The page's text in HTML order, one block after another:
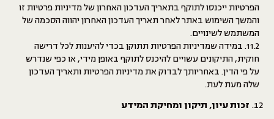
הפרטיות ייכנסו לתוקף בתאריך העדכון האחרון של מדיניות פרטיות זו
והמשך השימוש באתר לאחר תאריך העדכון האחרון יהווה הסכמה של
המשתמש לשינויים.
11.2. במידה שמדיניות הפרטיות תתוקן בכדי להיענות לכל דרישה
חוקית, התיקונים עשויים להיכנס לתוקף באופן מידי, או כפי שנדרש
על פי הדין. באחריותך לבדוק את מדיניות הפרטיות ותאריך העדכון
שלה מעת לעת.
זכות עיון, תיקון ומחיקת המידע